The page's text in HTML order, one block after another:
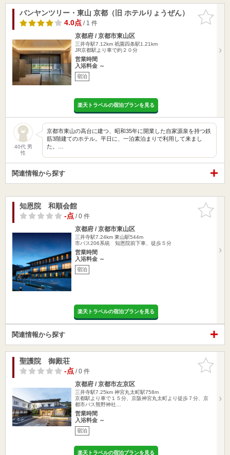
お気に入
りに追加
バンヤンツリー・東山 京都（旧 ホテルりょうぜん）
4.0点/ 1 件
京都府 / 京都市東山区
三井寺駅7.12km 祇園四条駅1.21km
JR京都駅より車で約２０分
営業時間
入浴料金 ～
宿泊
楽天トラベルの宿泊プランを見る
40代 男
性
京都市東山の高台に建つ、昭和35年に開業した自家源泉を持つ鉄
筋3階建てのホテル。平日に、一泊素泊まりで利用して来まし
た。…
関連情報から探す
お気に入
りに追加
知恩院 和順会館
-点/ 0 件
京都府 / 京都市東山区
三井寺駅7.24km 東山駅544m
市バス206系統 知恩院前下車、徒歩５分
営業時間
入浴料金 ～
宿泊
楽天トラベルの宿泊プランを見る
関連情報から探す
お気に入
りに追加
聖護院 御殿荘
-点/ 0 件
京都府 / 京都市左京区
三井寺駅7.25km 神宮丸太町駅758m
京都駅より車で１５分、京阪神宮丸太町より徒歩７分、京
都市バス熊野神社…
営業時間
入浴料金 ～
宿泊
楽天トラベルの宿泊プランを見る